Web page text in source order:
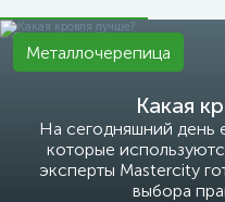
Какая
На сегодняшний день
которые
эксперты Mastercity
выбора
Металлочерепица